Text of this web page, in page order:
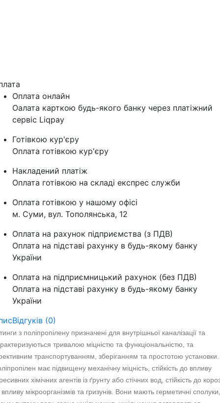
Оплата онлайн
Оалата карткою будь-якого банку через платіжний
сервіс Liqpay
Готівкою кур'єру
Оплата готівкою кур'єру
Накладений платіж
Оплата готівкою на складі експрес служби
Оплата готівкою у нашому офісі
м. Суми, вул. Тополянська, 12
Оплата на рахунок підприємства (з ПДВ)
Оплата на підставі рахунку в будь-якому банку
України
Оплата на підприємницький рахунок (без ПДВ)
Оплата на підставі рахунку в будь-якому банку
України
Відгуків (0)
з поліпропілену призначені для внутрішньої каналізації та
тривалою міцністю та функціональністю, та
транспортуванням, зберіганням та простотою установки.
має підвищену механічну міцність, стійкість до впливу
хімічних агентів із ґрунту або стічних вод, стійкість до
впливу мікроорганізмів та гризунів. Вони мають герметичні сполуки,